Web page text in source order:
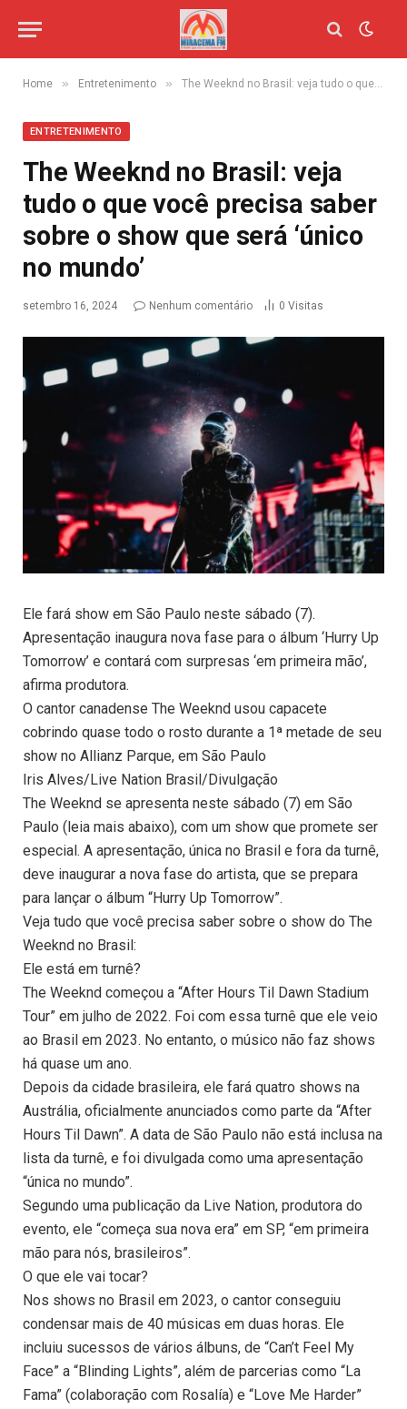
Home » Entretenimento » The Weeknd no Brasil: veja tudo o que você precisa saber sobre o show que será ‘único no mundo’
ENTRETENIMENTO
The Weeknd no Brasil: veja
tudo o que você precisa saber
sobre o show que será ‘único
no mundo’
setembro 16, 2024 Nenhum comentário 0 Visitas
Ele fará show em São Paulo neste sábado (7).
Apresentação inaugura nova fase para o álbum ‘Hurry Up
Tomorrow’ e contará com surpresas ‘em primeira mão’,
afirma produtora.
O cantor canadense The Weeknd usou capacete
cobrindo quase todo o rosto durante a 1ª metade de seu
show no Allianz Parque, em São Paulo
Iris Alves/Live Nation Brasil/Divulgação
The Weeknd se apresenta neste sábado (7) em São
Paulo (leia mais abaixo), com um show que promete ser
especial. A apresentação, única no Brasil e fora da turnê,
deve inaugurar a nova fase do artista, que se prepara
para lançar o álbum “Hurry Up Tomorrow”.
Veja tudo que você precisa saber sobre o show do The
Weeknd no Brasil:
Ele está em turnê?
The Weeknd começou a “After Hours Til Dawn Stadium
Tour” em julho de 2022. Foi com essa turnê que ele veio
ao Brasil em 2023. No entanto, o músico não faz shows
há quase um ano.
Depois da cidade brasileira, ele fará quatro shows na
Austrália, oficialmente anunciados como parte da “After
Hours Til Dawn”. A data de São Paulo não está inclusa na
lista da turnê, e foi divulgada como uma apresentação
“única no mundo”.
Segundo uma publicação da Live Nation, produtora do
evento, ele “começa sua nova era” em SP, “em primeira
mão para nós, brasileiros”.
O que ele vai tocar?
Nos shows no Brasil em 2023, o cantor conseguiu
condensar mais de 40 músicas em duas horas. Ele
incluiu sucessos de vários álbuns, de “Can’t Feel My
Face” a “Blinding Lights”, além de parcerias como “La
Fama” (colaboração com Rosalía) e “Love Me Harder”